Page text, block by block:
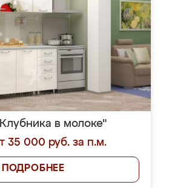
в молоке"
35 000 руб. за п.м.
ПОДРОБНЕЕ